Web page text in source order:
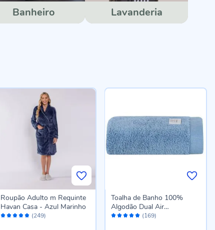
Banheiro Lavanderia
Avaliação: (249)
Roupão Adulto m Requinte
Havan Casa - Azul Marinho
Avaliação: (169)
Toalha de Banho 100%
Algodão Dual Air
Buddemeyer - Azul Claro